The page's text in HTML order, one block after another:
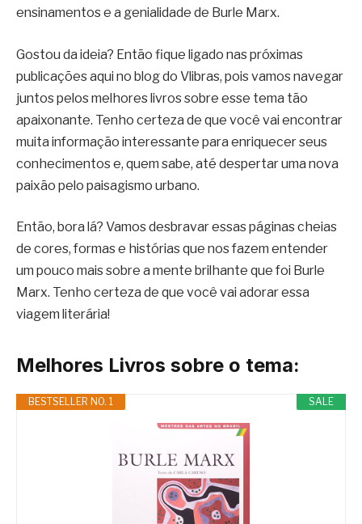
ensinamentos e a genialidade de Burle Marx.
Gostou da ideia? Então fique ligado nas próximas
publicações aqui no blog do Vlibras, pois vamos navegar
juntos pelos melhores livros sobre esse tema tão
apaixonante. Tenho certeza de que você vai encontrar
muita informação interessante para enriquecer seus
conhecimentos e, quem sabe, até despertar uma nova
paixão pelo paisagismo urbano.
Então, bora lá? Vamos desbravar essas páginas cheias
de cores, formas e histórias que nos fazem entender
um pouco mais sobre a mente brilhante que foi Burle
Marx. Tenho certeza de que você vai adorar essa
viagem literária!
Melhores Livros sobre o tema:
SALE
BESTSELLER NO. 1